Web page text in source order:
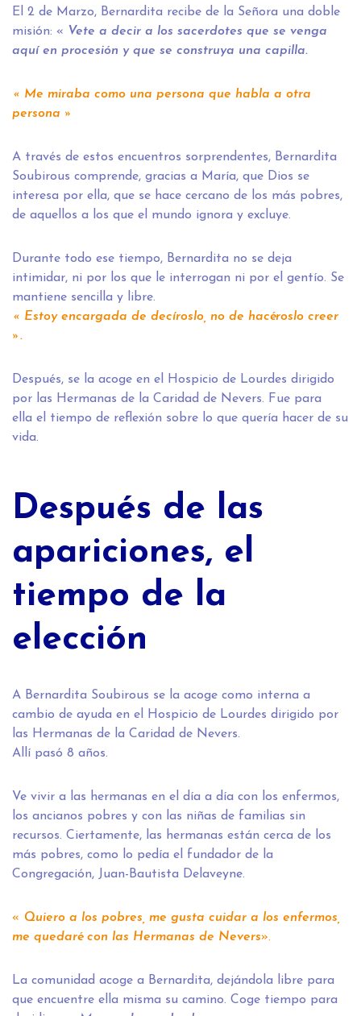
El 2 de Marzo, Bernardita recibe de la Señora una doble
misión: « Vete a decir a los sacerdotes que se venga
aquí en procesión y que se construya una capilla.
« Me miraba como una persona que habla a otra
persona »
A través de estos encuentros sorprendentes, Bernardita
Soubirous comprende, gracias a María, que Dios se
interesa por ella, que se hace cercano de los más pobres,
de aquellos a los que el mundo ignora y excluye.
Durante todo ese tiempo, Bernardita no se deja
intimidar, ni por los que le interrogan ni por el gentío. Se
mantiene sencilla y libre.
« Estoy encargada de decíroslo, no de hacéroslo creer
».
Después, se la acoge en el Hospicio de Lourdes dirigido
por las Hermanas de la Caridad de Nevers. Fue para
ella el tiempo de reflexión sobre lo que quería hacer de su
vida.
Después de las
apariciones, el
tiempo de la
elección
A Bernardita Soubirous se la acoge como interna a
cambio de ayuda en el Hospicio de Lourdes dirigido por
las Hermanas de la Caridad de Nevers.
Allí pasó 8 años.
Ve vivir a las hermanas en el día a día con los enfermos,
los ancianos pobres y con las niñas de familias sin
recursos. Ciertamente, las hermanas están cerca de los
más pobres, como lo pedía el fundador de la
Congregación, Juan-Bautista Delaveyne.
« Quiero a los pobres, me gusta cuidar a los enfermos,
me quedaré con las Hermanas de Nevers».
La comunidad acoge a Bernardita, dejándola libre para
que encuentre ella misma su camino. Coge tiempo para